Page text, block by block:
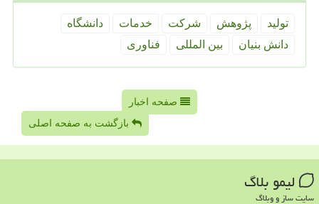
تولید پژوهش شركت خدمات
دانشگاه
دانش بنیان
بین المللی فناوری
صفحه اخبار
بازگشت به صفحه اصلی
لیمو بلاگ
سایت ساز و وبلاگ